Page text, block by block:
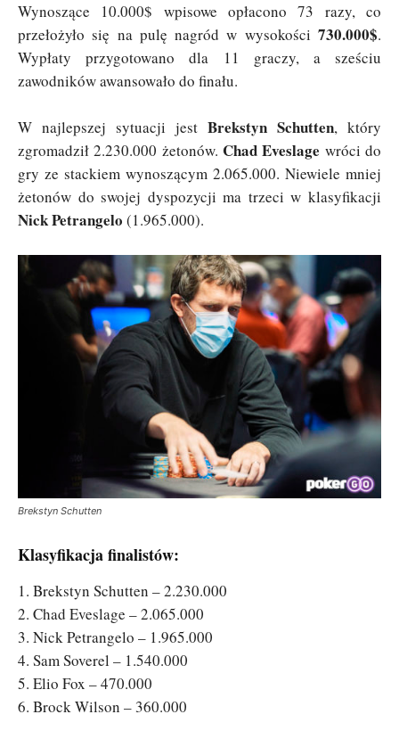
Wynoszące 10.000$ wpisowe opłacono 73 razy, co
przełożyło się na pulę nagród w wysokości 730.000$.
Wypłaty przygotowano dla 11 graczy, a sześciu
zawodników awansowało do finału.
W najlepszej sytuacji jest Brekstyn Schutten, który
zgromadził 2.230.000 żetonów. Chad Eveslage wróci do
gry ze stackiem wynoszącym 2.065.000. Niewiele mniej
żetonów do swojej dyspozycji ma trzeci w klasyfikacji
Nick Petrangelo (1.965.000).
Brekstyn Schutten
Klasyfikacja finalistów:
1. Brekstyn Schutten – 2.230.000
2. Chad Eveslage – 2.065.000
3. Nick Petrangelo – 1.965.000
4. Sam Soverel – 1.540.000
5. Elio Fox – 470.000
6. Brock Wilson – 360.000